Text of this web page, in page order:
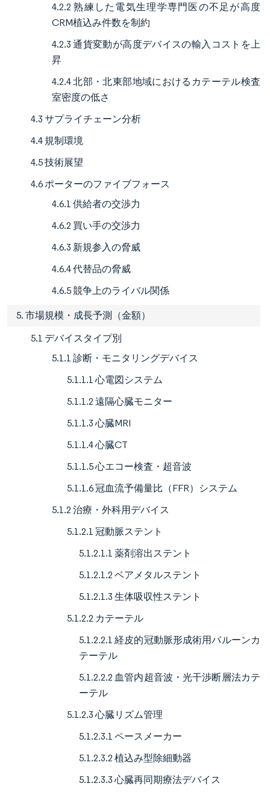
4.2.2 熟練した電気生理学専門医の不足が高度
CRM植込み件数を制約
4.2.3 通貨変動が高度デバイスの輸入コストを上
昇
4.2.4 北部・北東部地域におけるカテーテル検査
室密度の低さ
4.3 サプライチェーン分析
4.4 規制環境
4.5 技術展望
4.6 ポーターのファイブフォース
4.6.1 供給者の交渉力
4.6.2 買い手の交渉力
4.6.3 新規参入の脅威
4.6.4 代替品の脅威
4.6.5 競争上のライバル関係
5. 市場規模・成長予測（金額）
5.1 デバイスタイプ別
5.1.1 診断・モニタリングデバイス
5.1.1.1 心電図システム
5.1.1.2 遠隔心臓モニター
5.1.1.3 心臓MRI
5.1.1.4 心臓CT
5.1.1.5 心エコー検査・超音波
5.1.1.6 冠血流予備量比（FFR）システム
5.1.2 治療・外科用デバイス
5.1.2.1 冠動脈ステント
5.1.2.1.1 薬剤溶出ステント
5.1.2.1.2 ベアメタルステント
5.1.2.1.3 生体吸収性ステント
5.1.2.2 カテーテル
5.1.2.2.1 経皮的冠動脈形成術用バルーンカ
テーテル
5.1.2.2.2 血管内超音波・光干渉断層法カテ
ーテル
5.1.2.3 心臓リズム管理
5.1.2.3.1 ペースメーカー
5.1.2.3.2 植込み型除細動器
5.1.2.3.3 心臓再同期療法デバイス